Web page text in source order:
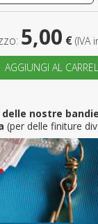
5,00 € (IVA
AGGIUNGI AL
nostre
(per delle finiture